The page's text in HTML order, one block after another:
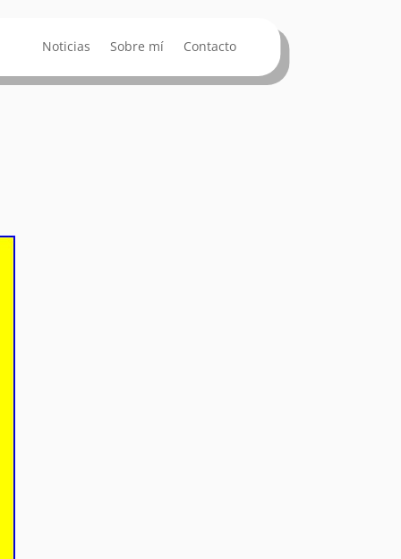
Noticias Sobre mí Contacto